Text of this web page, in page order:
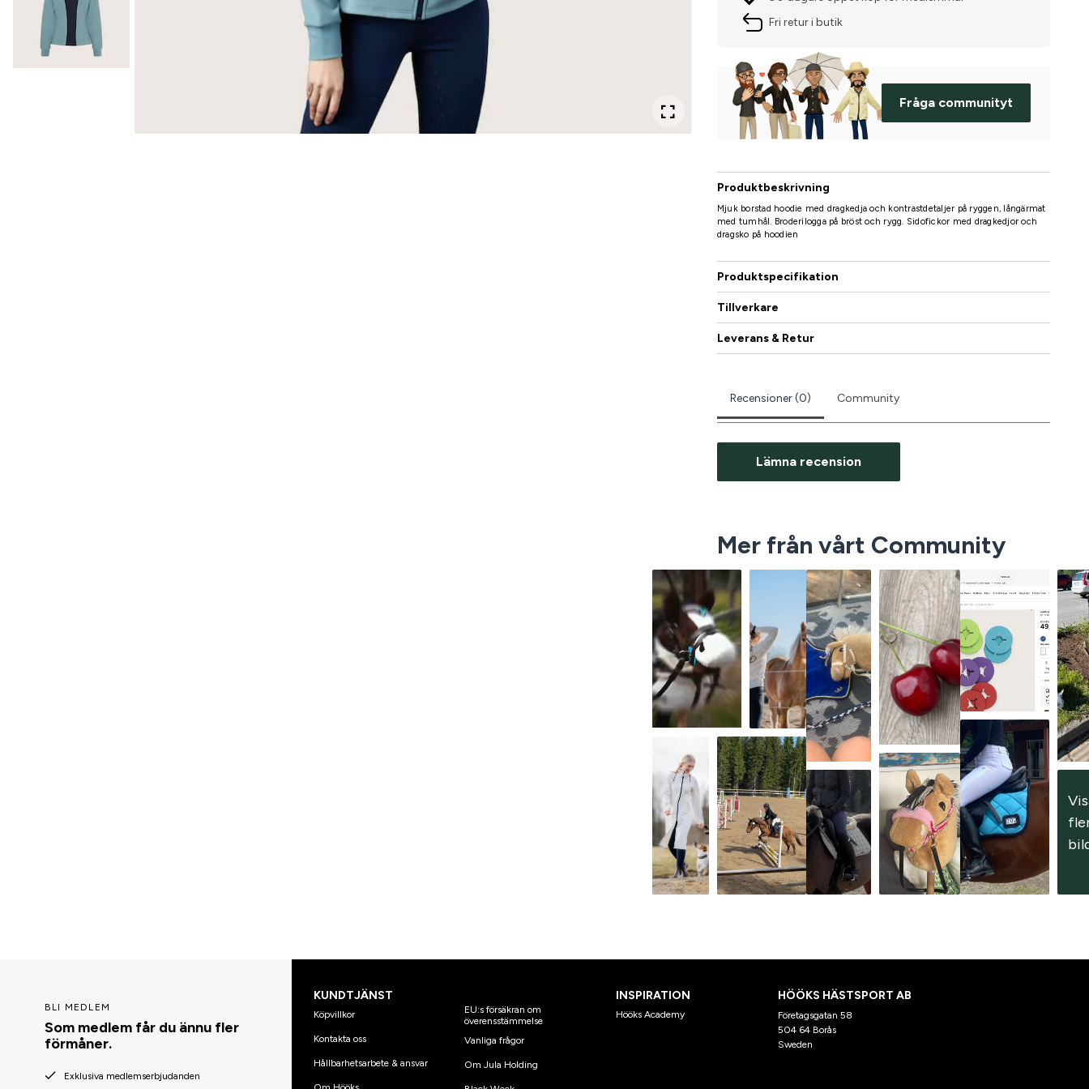
Fri retur i butik
Fråga communityt
Produktbeskrivning
Mjuk borstad hoodie med dragkedja och kontrastdetaljer på ryggen, långärmat
med tumhål. Broderilogga på bröst och rygg. Sidofickor med dragkedjor och
dragsko på hoodien
Produktspecifikation
Tillverkare
Leverans & Retur
Recensioner (0) Community
Lämna recension
Mer från vårt Community
BLI MEDLEM
Som medlem får du ännu fler
förmåner.
Exklusiva medlemserbjudanden
KUNDTJÄNST
Köpvillkor
Kontakta oss
Hållbarhetsarbete & ansvar
EU:s försäkran om
överensstämmelse
Vanliga frågor
Om Jula Holding
INSPIRATION
Hööks Academy
HÖÖKS HÄSTSPORT AB
Företagsgatan 58
504 64 Borås
Sweden